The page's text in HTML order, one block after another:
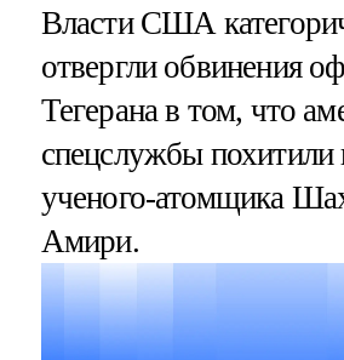
Власти США
отвергли обвинения
Тегерана в том, что
спецслужбы похитили
ученого-атомщика
Амири.